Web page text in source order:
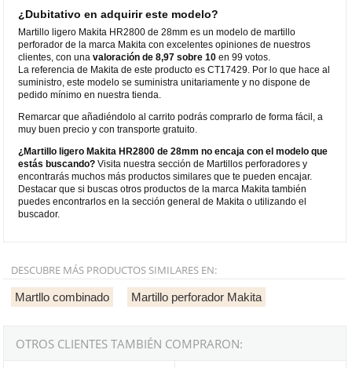
¿Dubitativo en adquirir este modelo?
Martillo ligero Makita HR2800 de 28mm es un modelo de martillo
perforador de la marca Makita con excelentes opiniones de nuestros
clientes, con unavaloración de 8,97 sobre 10 en 99 votos.
La referencia de Makita de este producto es CT17429. Por lo que hace al
suministro, este modelo se suministra unitariamente y no dispone de
pedido mínimo en nuestra tienda.
Remarcar que añadiéndolo al carrito podrás comprarlo de forma fácil, a
muy buen precio y con transporte gratuito.
¿Martillo ligero Makita HR2800 de 28mm no encaja con el modelo que
estás buscando? Visita nuestra sección de Martillos perforadores y
encontrarás muchos más productos similares que te pueden encajar.
Destacar que si buscas otros productos de la marca Makita también
puedes encontrarlos en la sección general de Makita o utilizando el
buscador.
DESCUBRE MÁS PRODUCTOS SIMILARES EN:
Martllo combinado Martillo perforador Makita
OTROS CLIENTES TAMBIÉN COMPRARON: